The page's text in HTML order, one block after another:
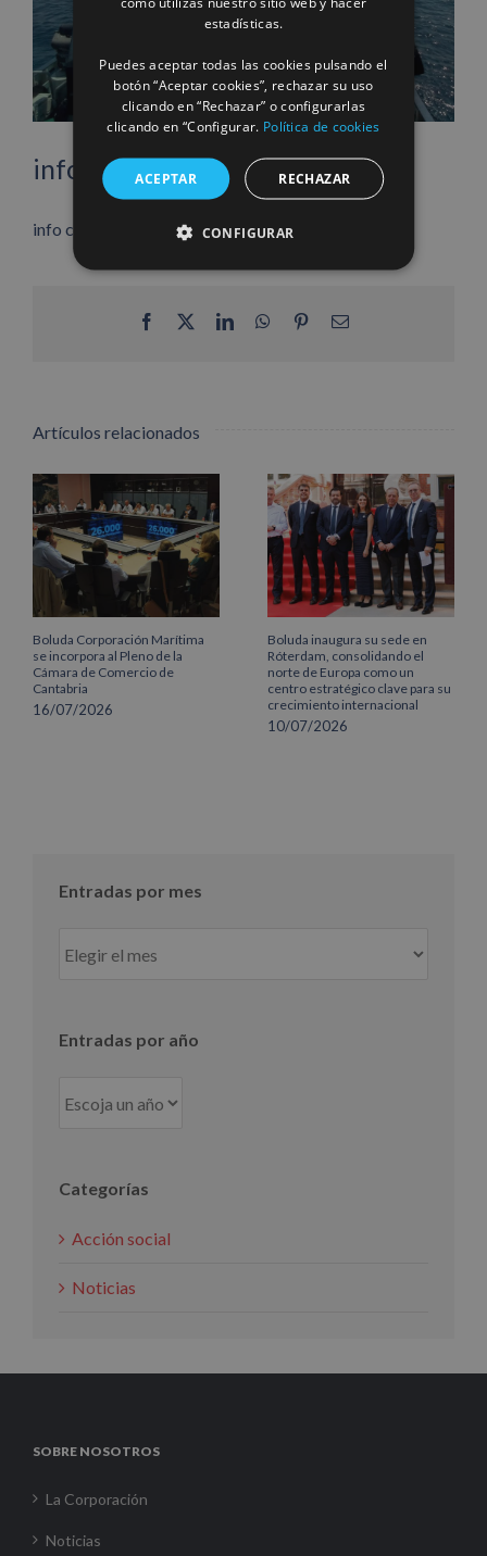
info heading
info content
Facebook LinkedInWhatsApp
PinterestCorreo
Artículos relacionados
Boluda Corporación Marítima
se incorpora al Pleno de la
Cámara de Comercio de
Cantabria
16/07/2026
Boluda inaugura su sede en
Róterdam, consolidando el
norte de Europa como un
centro estratégico clave para su
crecimiento internacional
10/07/2026
Entradas por mes
por
Entradas por año
Categorías
Acción social
Noticias
SOBRE NOSOTROS
La Corporación
Noticias
FRENCH
estadísticas.
Puedes aceptar todas las cookies pulsando el
botón “Aceptar cookies”, rechazar su uso
clicando en “Rechazar” o configurarlas
clicando en “Configurar. Política de cookies
ACEPTAR RECHAZAR
CONFIGURAR